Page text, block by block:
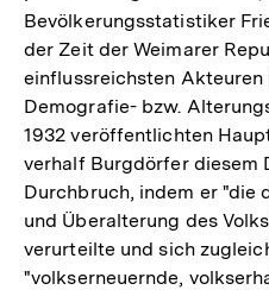
Bevölkerungsstatistiker
der Zeit der Weimarer
einflussreichsten
Demografie- bzw.
1932 veröffentlichten
verhalf Burgdörfer diesem
Durchbruch, indem er "die
und Überalterung des
verurteilte und sich
"volkserneuernde,